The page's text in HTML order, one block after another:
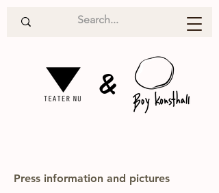
&
Press information and pictures